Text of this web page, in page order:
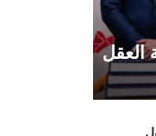
العقل